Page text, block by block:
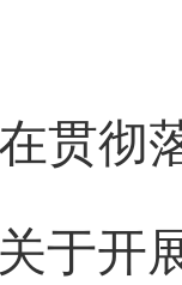
贯彻
于开